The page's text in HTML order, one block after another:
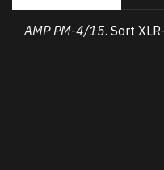
AMP PM-4/15. Sort